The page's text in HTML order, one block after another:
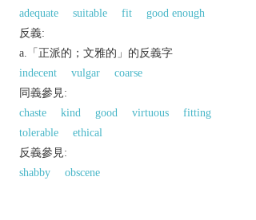
adequate
suitable fit
good enough
反義:
a.「正派的；文雅的」的反義字
indecent
vulgar
coarse
同義參見:
chaste
kind good virtuous
fitting
tolerable
ethical
反義參見:
shabby
obscene